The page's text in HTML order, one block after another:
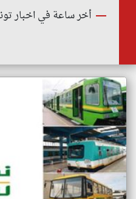
أخر ساعة في اخبار